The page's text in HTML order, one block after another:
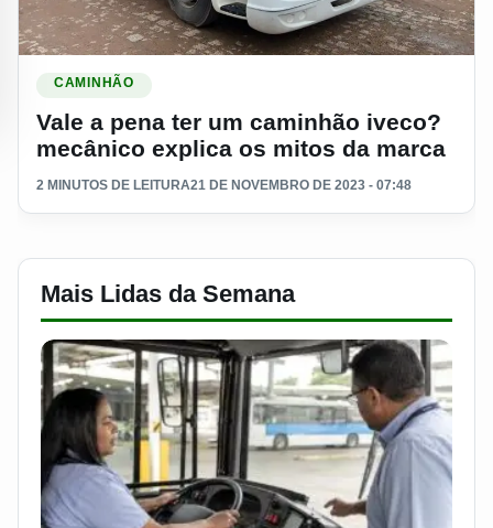
CAMINHÃO
Vale a pena ter um caminhão iveco?
mecânico explica os mitos da marca
2 MINUTOS DE LEITURA21 DE NOVEMBRO DE 2023 - 07:48
Mais Lidas da Semana